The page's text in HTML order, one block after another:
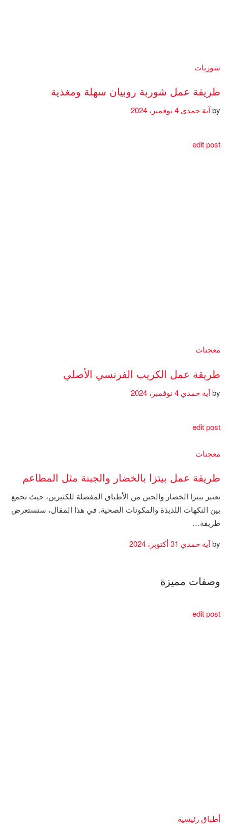
شوربات
طريقة عمل شوربة روبيان سهلة ومغذية
byآية حمدي
edit post
معجنات
طريقة عمل الكريب الفرنسي الأصلي
byآية حمدي
edit post
معجنات
طريقة عمل بيتزا بالخضار والجبنة مثل المطاعم
تعتبر بيتزا الخضار والجبن من الأطباق المفضلة للكثيرين، حيث تجمع
بين النكهات اللذيذة والمكونات الصحية. في هذا المقال، سنستعرض
طريقة…
byآية حمدي
وصفات مميزة
edit post
أطباق رئيسية